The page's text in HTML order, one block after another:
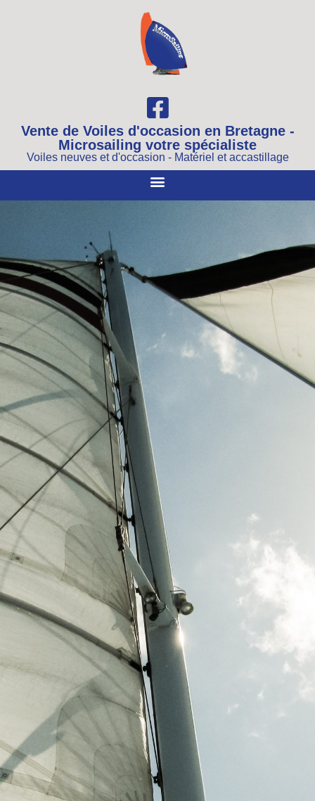
Vente de Voiles d'occasion en Bretagne -
Microsailing votre spécialiste
Voiles neuves et d'occasion - Matériel et accastillage